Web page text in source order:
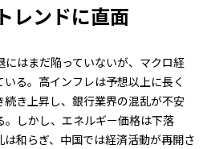
レンドに直面
はまだ陥っていないが、マクロ経
る。高インフレは予想以上に長く
き上昇し、銀行業界の混乱が不安
しかし、エネルギー価格は下落
和らぎ、中国では経済活動が再開さ